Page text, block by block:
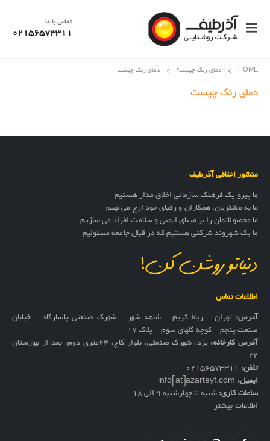
تماس با ما
02156573311
HOME دمای رنگ چیست؟ دمای رنگ چیست
دمای رنگ چیست
منشور اخلاقی آذرطیف
ما پیرو یک فرهنگ سازمانی اخلاق مدار هستیم
ما به مشتریان، همکاران و رقبای خود ارج می نهیم
ما محصولاتمان را بر مبنای ایمنی و سلامت افراد می سازیم
ما یک شهروند شرکتی هستیم که در قبال جامعه مسئولیم
دنیاتو روشن کن!
اطلاعات تماس
آدرس: تهران – رباط کریم – شاهد شهر – شهرک صنعتی پاسارگاد – خیابان
صنعت پنجم – کوچه گلهای سوم – پلاک 17
آدرس کارخانه:
یزد، شهرک صنعتی، بلوار کاج، ۲۴متری دوم، بعد از بهارستان
۲۲
تلفن: 02156573311
ایمیل: info[at]azarteyf.com
ساعات کاری: شنبه تا چهارشنبه 9 الی 18
اطلاعات بیشتر